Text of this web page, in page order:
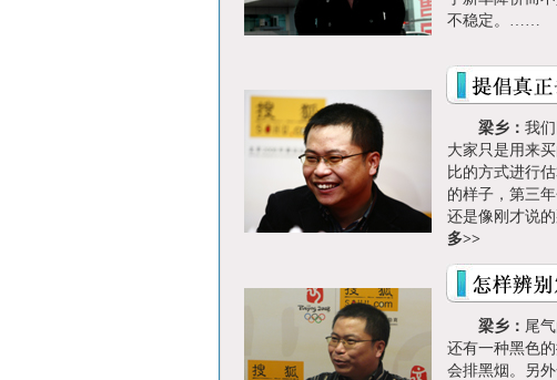
不
梁乡： 我
大家只是用来
比的方式进行
的样子，第三
还是像刚才说
多>>
梁乡： 尾
还有一种黑色
会排黑烟。另